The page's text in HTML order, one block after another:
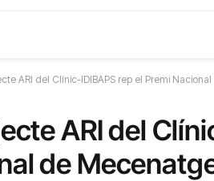
ARI del Clínic-IDIBAPS rep el Premi
ARI del
de